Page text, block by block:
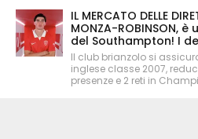
IL MERCATO DELLE
MONZA-ROBINSON,
del Southampton! I
Il club brianzolo si
inglese classe 2007,
presenze e 2 reti in